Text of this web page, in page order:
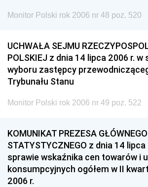
Monitor Polski rok 2006 nr 48 poz. 520
UCHWAŁA SEJMU
POLSKIEJ z dnia 14 lipca 2006 r. w
wyboru zastępcy
Trybunału Stanu
Monitor Polski rok 2006 nr 49 poz. 522
KOMUNIKAT PREZESA
STATYSTYCZNEGO z dnia 14 lipca
sprawie wskaźnika cen towarów i
konsumpcyjnych ogółem w II
2006 r.